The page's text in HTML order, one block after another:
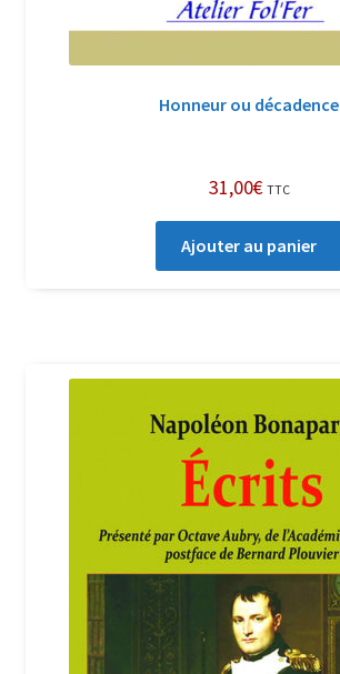
Honneur ou décadence
31,00€ TTC
Ajouter au panier